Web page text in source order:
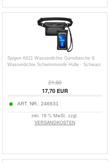
Spigen A621 Wasserdichte Gürteltasche &
Wasserdichte Schwimmende Hülle - Schwarz
21,60
17,70EUR
ART. NR.: 246631
inkl. 19 % MwSt. zzgl.
VERSANDKOSTEN